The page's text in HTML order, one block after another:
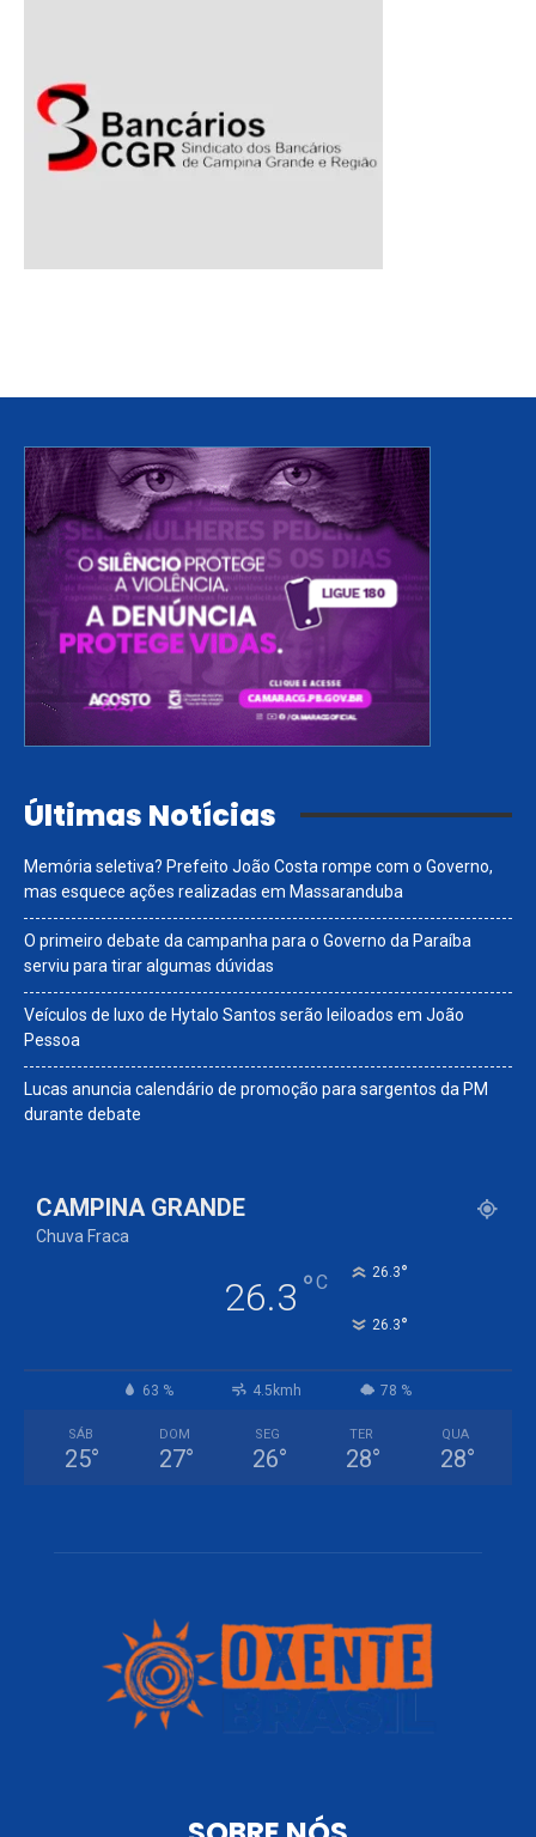
Últimas Notícias
Memória seletiva? Prefeito João Costa rompe com o Governo,
mas esquece ações realizadas em Massaranduba
O primeiro debate da campanha para o Governo da Paraíba
serviu para tirar algumas dúvidas
Veículos de luxo de Hytalo Santos serão leiloados em João
Pessoa
Lucas anuncia calendário de promoção para sargentos da PM
durante debate
CAMPINA GRANDE
Chuva Fraca
26.3 °C 26.3°
26.3°
63 % 4.5kmh 78 %
SÁB
25°
DOM
27°
SEG
26°
TER
28°
QUA
28°